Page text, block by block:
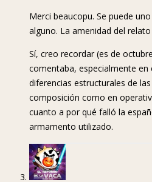
Merci beaucopu. Se puede
alguno. La amenidad del
Sí, creo recordar (es de
comentaba, especialmente en
diferencias estructurales de
composición como en
cuanto a por qué falló la
armamento utilizado.